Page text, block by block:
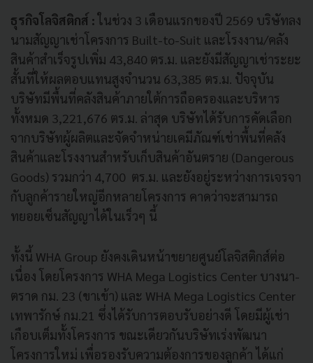
ธุรกิจโลจิสติกส์ :ในช่วง 3 เดือนแรกของปี 2569 บริษัทลง
นามสัญญาเช่าโครงการ Built-to-Suit และโรงงาน/คลัง
สินค้าสำเร็จรูปเพิ่ม 43,840 ตร.ม. และยังมีสัญญาเช่าระยะ
สั้นที่ให้ผลตอบแทนสูงจำนวน 63,385 ตร.ม. ปัจจุบัน
บริษัทมีพื้นที่คลังสินค้าภายใต้การถือครองและบริหาร
ทั้งหมด 3,221,676 ตร.ม. ล่าสุด บริษัทได้รับการคัดเลือก
จากบริษัทผู้ผลิตและจัดจำหน่ายเคมีภัณฑ์เช่าพื้นที่คลัง
สินค้าและโรงงานสำหรับเก็บสินค้าอันตราย (Dangerous
Goods) รวมกว่า 4,700 ตร.ม. และยังอยู่ระหว่างการเจรจา
กับลูกค้ารายใหญ่อีกหลายโครงการ คาดว่าจะสามารถ
ทยอยเซ็นสัญญาได้ในเร็วๆ นี้
ทั้งนี้ WHA Group ยังคงเดินหน้าขยายศูนย์โลจิสติกส์ต่อ
เนื่อง โดยโครงการ WHA Mega Logistics Center บางนา-
ตราด กม. 23 (ขาเข้า) และ WHA Mega Logistics Center
เทพารักษ์ กม.21 ซึ่งได้รับการตอบรับอย่างดี โดยมีผู้เช่า
เกือบเต็มทั้งโครงการ ขณะเดียวกันบริษัทเร่งพัฒนา
โครงการใหม่ เพื่อรองรับความต้องการของลูกค้า ได้แก่